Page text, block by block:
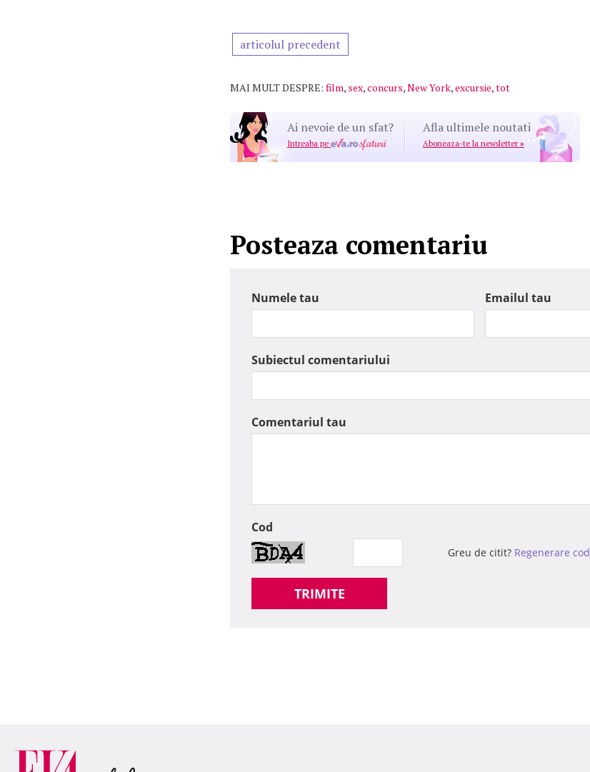
articolul precedent
MAI MULT DESPRE: film, sex,concurs,New York,excursie,tot
Ai nevoie de un sfat?
Intreaba pe
Afla ultimele noutati
Aboneaza-te la newsletter »
Posteaza comentariu
Numele tau Emailul tau
Subiectul comentariului
Comentariul tau
Cod
Greu de citit? Regenerare cod
TRIMITE